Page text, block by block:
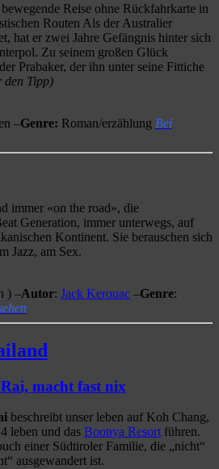
Reise ohne Rückfahrkarte in
Routen Als der Australier
hat er zwei Jahre Gefängnis hinter sich
Zu seinem großen Glück
Prabaker, der ihn unter seine Fittiche
den Tipp)
–Genre: Roman/erzählung Bei
immer «on the road», die
Generation, immer unterwegs, auf
Kontinent. Sie berauschen sich
Jazz, am Sex.
) –Autor: Jack Kerouac –Genre:
macht fast nix
beschreibt unser leben auf Koh Chang,
leben und das Boonya Resortführen.
einer Südtiroler Familie, die „nicht“
ausgewandert ist.